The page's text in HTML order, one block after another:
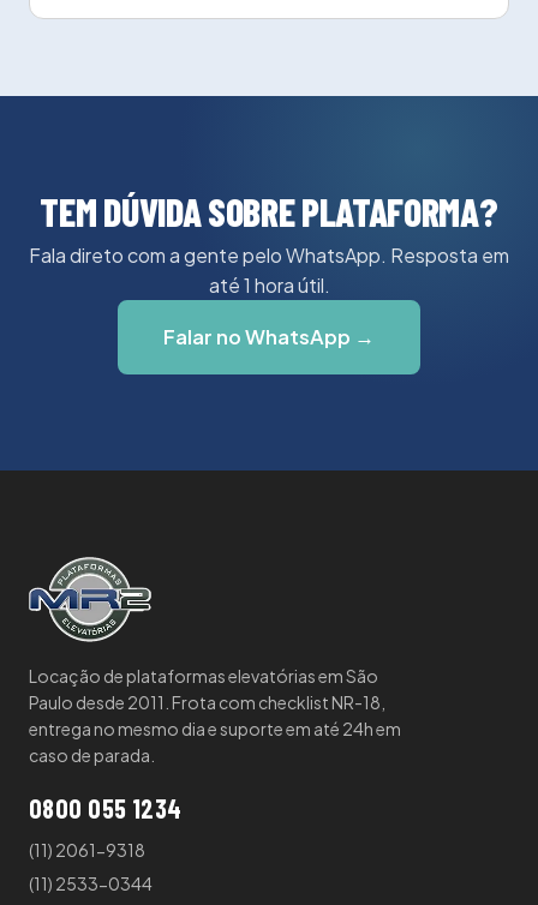
TEM DÚVIDA SOBRE PLATAFORMA?
Fala direto com a gente pelo WhatsApp. Resposta em
até 1 hora útil.
Falar no WhatsApp →
Locação de plataformas elevatórias em São
Paulo desde 2011. Frota com checklist NR-18,
entrega no mesmo dia e suporte em até 24h em
caso de parada.
0800 055 1234
(11) 2061-9318
(11) 2533-0344